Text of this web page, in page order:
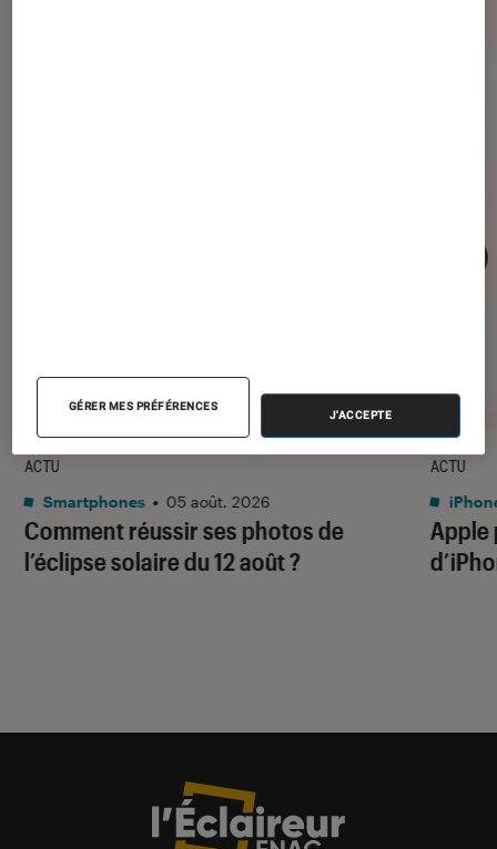
Comment réussir ses photos de
l’éclipse solaire du 12 août ?
ACTU
Smartphones • 05 août. 2026
Apple
ACTU
GÉRER MES PRÉFÉRENCES
J'ACCEPTE